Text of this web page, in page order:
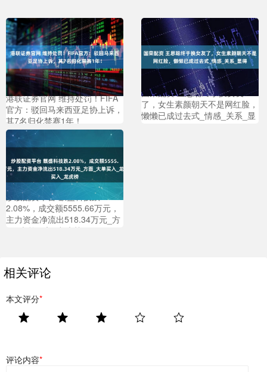
港联证券官网 维持处罚！FIFA
官方：驳回马来西亚足协上诉，
其7名归化禁赛1年！
国荣配资 王思聪终于换女友
了，女生素颜朝天不是网红脸，
懒懒已成过去式_情感_关系_显
炒股配资平台 麒盛科技跌
2.08%，成交额5555.66万元，
主力资金净流出518.34万元_方
面_大单买入_龙虎榜
相关评论
本文评分*
评论内容*